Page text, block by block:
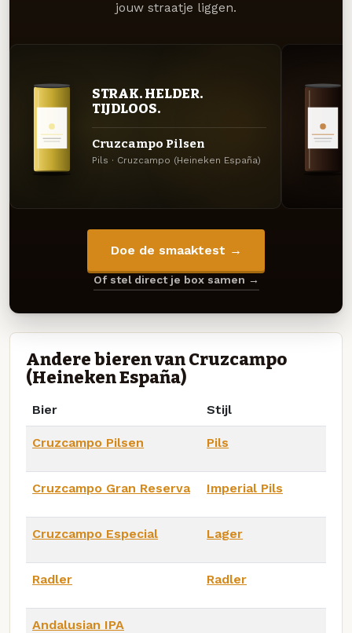
jouw straatje liggen.
STRAK. HELDER.
TIJDLOOS.
Cruzcampo Pilsen
Pils · Cruzcampo (Heineken España)
Doe de smaaktest →
Of stel direct je box samen →
Andere bieren van Cruzcampo
(Heineken España)
Bier Stijl
Cruzcampo Pilsen Pils
Cruzcampo Gran Reserva Imperial Pils
Cruzcampo Especial Lager
Radler Radler
Andalusian IPA